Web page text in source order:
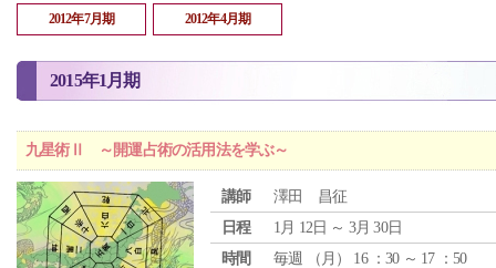
2012年7月期 2012年4月期
2015年1月期
九星術Ⅱ ～開運占術の活用法を学ぶ～
講師
澤田 昌征
日程
1月 12日 ～ 3月 30日
時間
毎週 （ 月 ） 16 ：30 ～ 17 ：50